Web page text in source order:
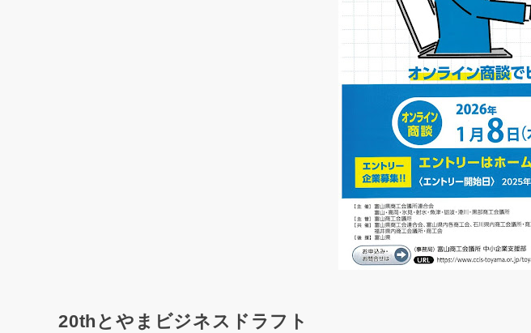
20thとやまビジネスドラフト